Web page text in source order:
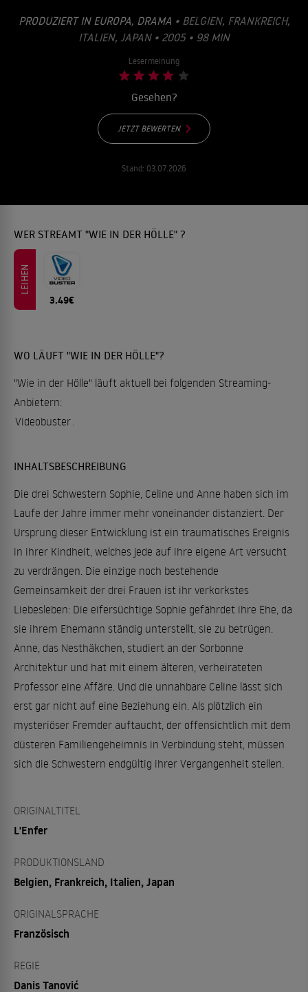
PRODUZIERT IN EUROPA, DRAMA • BELGIEN, FRANKREICH,
ITALIEN, JAPAN • 2005 • 98 MIN
Lesermeinung
Gesehen?
JETZT BEWERTEN
Stand: 03.07.2026
WER STREAMT "WIE IN DER HÖLLE" ?
LEIHEN
3.49€
WO LÄUFT "WIE IN DER HÖLLE"?
"Wie in der Hölle" läuft aktuell bei folgenden Streaming-
Anbietern:
Videobuster.
INHALTSBESCHREIBUNG
Die drei Schwestern Sophie, Celine und Anne haben sich im
Laufe der Jahre immer mehr voneinander distanziert. Der
Ursprung dieser Entwicklung ist ein traumatisches Ereignis
in ihrer Kindheit, welches jede auf ihre eigene Art versucht
zu verdrängen. Die einzige noch bestehende
Gemeinsamkeit der drei Frauen ist ihr verkorkstes
Liebesleben: Die eifersüchtige Sophie gefährdet ihre Ehe, da
sie ihrem Ehemann ständig unterstellt, sie zu betrügen.
Anne, das Nesthäkchen, studiert an der Sorbonne
Architektur und hat mit einem älteren, verheirateten
Professor eine Affäre. Und die unnahbare Celine lässt sich
erst gar nicht auf eine Beziehung ein. Als plötzlich ein
mysteriöser Fremder auftaucht, der offensichtlich mit dem
düsteren Familiengeheimnis in Verbindung steht, müssen
sich die Schwestern endgültig ihrer Vergangenheit stellen.
ORIGINALTITEL
L'Enfer
PRODUKTIONSLAND
Belgien, Frankreich, Italien, Japan
ORIGINALSPRACHE
Französisch
REGIE
Danis Tanović